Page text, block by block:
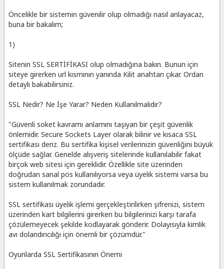
Öncelikle bir sistemin güvenilir olup olmadığı nasıl anlayacaz,
buna bir bakalım;
1)
Sitenin SSL SERTİFİKASI olup olmadığına bakın. Bunun için
siteye girerken url kısmının yanında Kilit anahtarı çıkar. Ordan
detaylı bakabilirsiniz.
SSL Nedir? Ne İşe Yarar? Neden Kullanılmalıdır?
"Güvenli soket kavramı anlamını taşıyan bir çeşit güvenlik
önlemidir. Secure Sockets Layer olarak bilinir ve kısaca SSL
sertifikası deriz. Bu sertifika kişisel verilerinizin güvenliğini büyük
ölçüde sağlar. Genelde alışveriş sitelerinde kullanılabilir fakat
birçok web sitesi için gereklidir. Özellikle site üzerinden
doğrudan sanal pos kullanılıyorsa veya üyelik sistemi varsa bu
sistem kullanılmak zorundadır.
SSL sertifikası üyelik işlemi gerçekleştirilirken şifrenizi, sistem
üzerinden kart bilgilerini girerken bu bilgilerinizi karşı tarafa
çözülemeyecek şekilde kodlayarak gönderir. Dolayısıyla kimlik
avı dolandırıcılığı için önemli bir çözümdür."
Oyunlarda SSL Sertifikasının Önemi